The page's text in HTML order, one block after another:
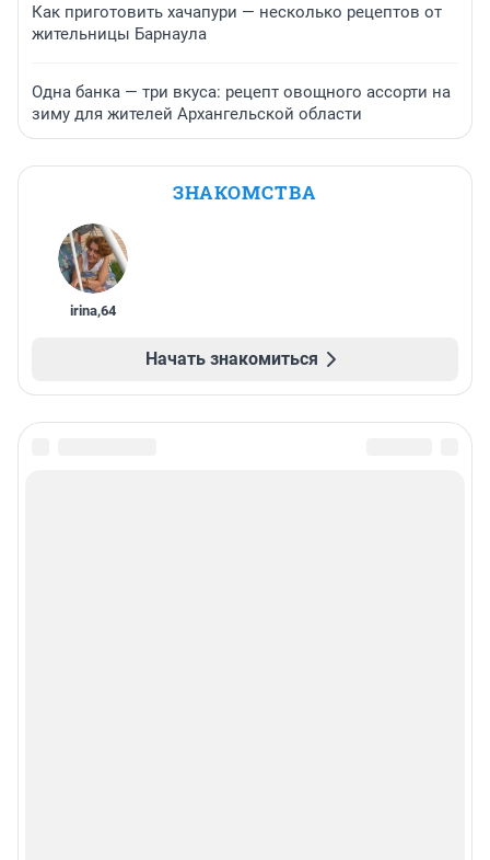
Как приготовить хачапури — несколько рецептов от
жительницы Барнаула
Одна банка — три вкуса: рецепт овощного ассорти на
зиму для жителей Архангельской области
ЗНАКОМСТВА
irina,64
Начать знакомиться